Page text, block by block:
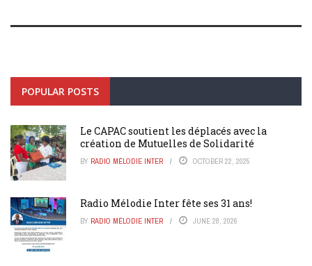
POPULAR POSTS
Le CAPAC soutient les déplacés avec la
création de Mutuelles de Solidarité
BY RADIO MÉLODIE INTER OCTOBER 22, 2025
Radio Mélodie Inter fête ses 31 ans!
BY RADIO MÉLODIE INTER JUNE 28, 2026